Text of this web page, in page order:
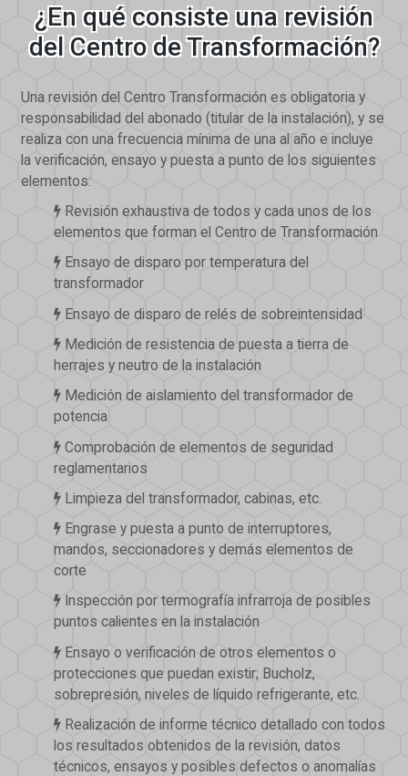
¿En qué consiste una revisión
del Centro de Transformación?
Una revisión del Centro Transformación es obligatoria y
responsabilidad del abonado (titular de la instalación), y se
realiza con una frecuencia mínima de una al año e incluye
la verificación, ensayo y puesta a punto de los siguientes
elementos:
Revisión exhaustiva de todos y cada unos de los
elementos que forman el Centro de Transformación
Ensayo de disparo por temperatura del
transformador
Ensayo de disparo de relés de sobreintensidad
Medición de resistencia de puesta a tierra de
herrajes y neutro de la instalación
Medición de aislamiento del transformador de
potencia
Comprobación de elementos de seguridad
reglamentarios
Limpieza del transformador, cabinas, etc.
Engrase y puesta a punto de interruptores,
mandos, seccionadores y demás elementos de
corte
Inspección por termografía infrarroja de posibles
puntos calientes en la instalación
Ensayo o verificación de otros elementos o
protecciones que puedan existir; Bucholz,
sobrepresión, niveles de líquido refrigerante, etc.
Realización de informe técnico detallado con todos
los resultados obtenidos de la revisión, datos
técnicos, ensayos y posibles defectos o anomalías